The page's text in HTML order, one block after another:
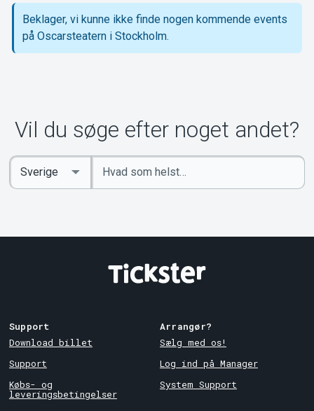
Om Tickster
Beklager, vi kunne ikke finde nogen kommende events
på Oscarsteatern i Stockholm.
Vil du søge efter noget andet?
Indtast
søgeord
Select
Country
Support
Download billet
Support
Købs- og
leveringsbetingelser
Arrangør?
Sælg med os!
Log ind på Manager
System Support